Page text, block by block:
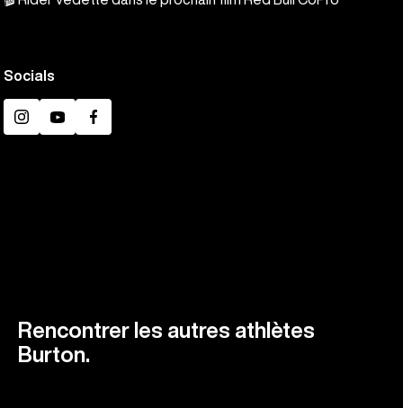
Socials
InstagramYouTubeFacebook
Rencontrer les autres athlètes
Burton.